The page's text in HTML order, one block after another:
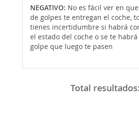
NEGATIVO: No es fácil ver en
de golpes te entregan el coche,
tienes incertidumbre si habrá
el estado del coche o se te
golpe que luego te pasen
Total resultados: